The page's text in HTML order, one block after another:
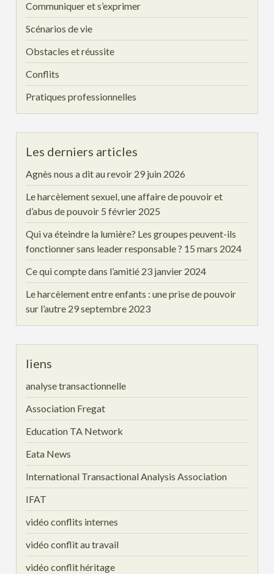
Communiquer et s’exprimer
Scénarios de vie
Obstacles et réussite
Conflits
Pratiques professionnelles
Les derniers articles
Agnès nous a dit au revoir 29 juin 2026
Le harcèlement sexuel, une affaire de pouvoir et
d’abus de pouvoir 5 février 2025
Qui va éteindre la lumière? Les groupes peuvent-ils
fonctionner sans leader responsable ? 15 mars 2024
Ce qui compte dans l’amitié 23 janvier 2024
Le harcèlement entre enfants : une prise de pouvoir
sur l’autre 29 septembre 2023
liens
analyse transactionnelle
Association Fregat
Education TA Network
Eata News
International Transactional Analysis Association
IFAT
vidéo conflits internes
vidéo conflit au travail
vidéo conflit héritage